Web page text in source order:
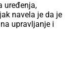
uređenja,
navela je da je
upravljanje i